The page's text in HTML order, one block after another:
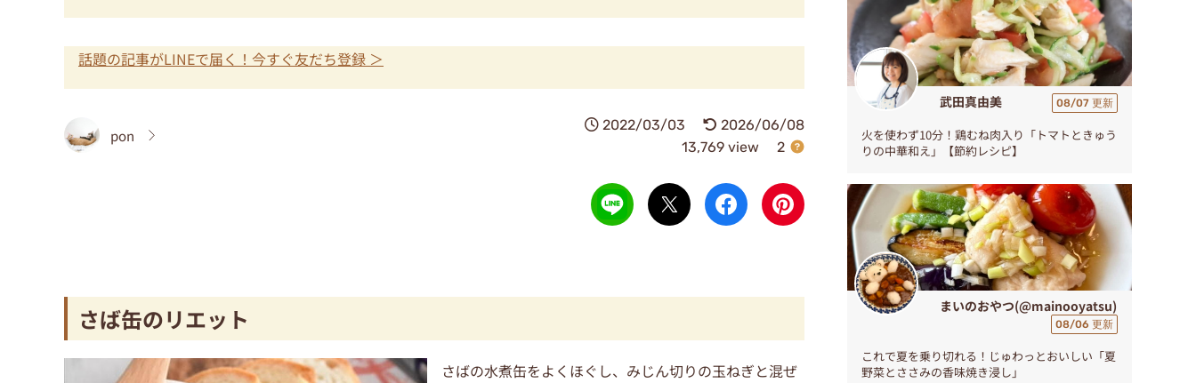
話題の記事がLINEで届く！今すぐ友だち登録 ＞
pon
2022/03/03
2026/06/08
13,769 view
2
さば缶のリエット
さばの水煮缶をよくほぐし、みじん切りの玉ねぎと混ぜ
武田真由美 08/07 更新
火を使わず10分！鶏むね肉入り「トマトときゅう
りの中華和え」【節約レシピ】
まいのおやつ(@mainooyatsu)
08/06 更新
これで夏を乗り切れる！じゅわっとおいしい「夏
野菜とささみの香味焼き浸し」